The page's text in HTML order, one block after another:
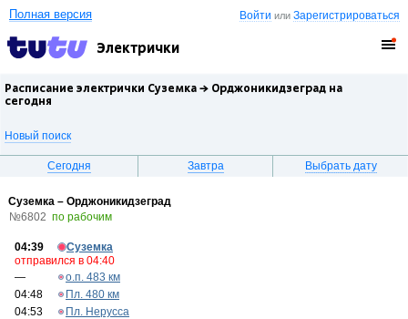
Войти илиЗарегистрироваться
Полная версия
Электрички
Расписание электрички Суземка → Орджоникидзеград на
сегодня
Новый поиск
Сегодня Завтра Выбрать дату
Суземка – Орджоникидзеград
№6802 по рабочим
04:39
Суземка
отправился в 04:40
—
о.п. 483 км
04:48
Пл. 480 км
04:53
Пл. Нерусса